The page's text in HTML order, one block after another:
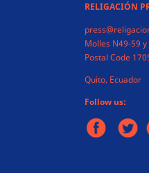
RELIGACIÓN
Molles N49-59 y
Postal Code
Quito, Ecuador
Follow us: